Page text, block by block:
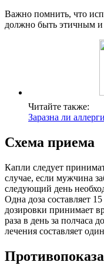
Важно помнить, что
должно быть этичным
Читайте также:
Заразна ли
Схема приема
Капли следует
случае, если мужчина
следующий день
Одна доза составляет
дозировки принимает
раза в день за полчаса
лечения составляет